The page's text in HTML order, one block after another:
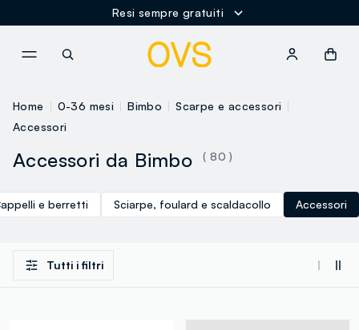
Resi sempre gratuiti
Home 0-36 mesi Bimbo
Scarpe e accessori
Accessori
Accessori da Bimbo ( 80 )
e berretti Sciarpe, foulard e scaldacollo Accessori
Tutti i filtri